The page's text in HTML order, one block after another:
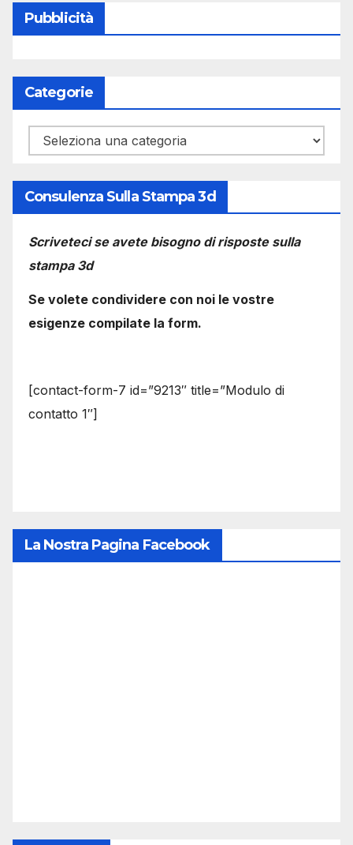
Pubblicità
Categorie
Categorie
Consulenza Sulla Stampa 3d
Scriveteci se avete bisogno di risposte sulla
stampa 3d
Se volete condividere con noi le vostre
esigenze compilate la form.
[contact-form-7 id=”9213″ title=”Modulo di
contatto 1″]
La Nostra Pagina Facebook